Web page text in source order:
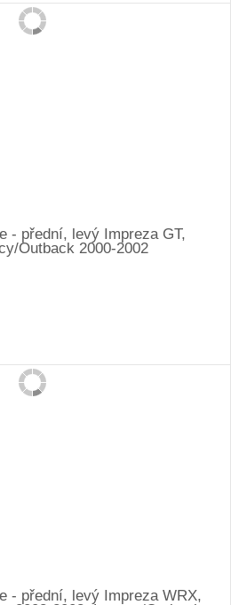
- přední, levý Impreza GT,
Outback 2000-2002
- přední, levý Impreza WRX,